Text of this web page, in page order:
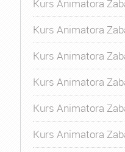
Kurs Animatora
Kurs Animatora
Kurs Animatora
Kurs Animatora
Kurs Animatora
Kurs Animatora